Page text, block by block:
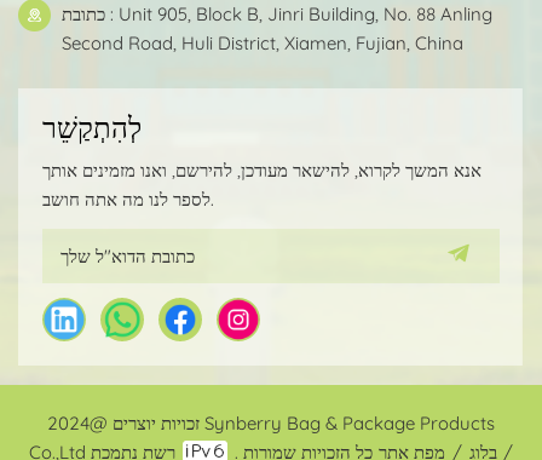
כתובת : Unit 905, Block B, Jinri Building, No. 88 Anling
Second Road, Huli District, Xiamen, Fujian, China
לְהִתְקַשֵׁר
אנא המשך לקרוא, להישאר מעודכן, להירשם, ואנו מזמינים אותך
לספר לנו מה אתה חושב.
זכויות יוצרים @2024 Synberry Bag & Package Products
Co.,Ltd כל הזכויות שמורות .רשת נתמכת מפת אתר / בלוג /